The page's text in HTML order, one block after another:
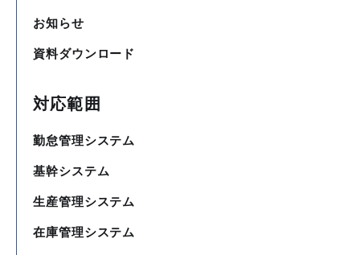
お知らせ
資料ダウンロード
対応範囲
勤怠管理システム
基幹システム
生産管理システム
在庫管理システム